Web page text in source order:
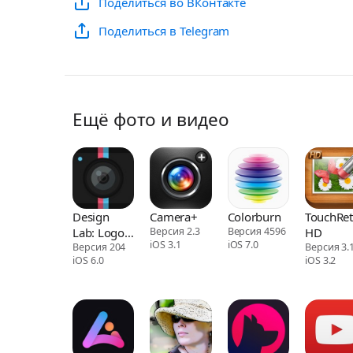
Поделиться в Telegram
Ещё фото и видео
Design
Lab: Logo
Graphic
Maker
Версия 204
iOS 6.0
Camera+​
Версия 2.3
iOS 3.1
Colorburn
Версия 4596
iOS 7.0
HD
Версия 3.1
iOS 3.2